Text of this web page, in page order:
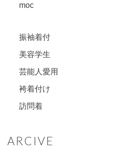
moc
振袖着付
美容学生
芸能人愛用
袴着付け
訪問着
ARCIVE